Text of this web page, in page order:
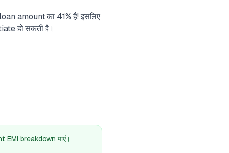
amount का 41% है! इसलिए
हो सकती है।
breakdown पाएं।